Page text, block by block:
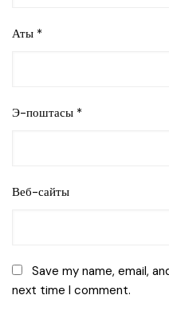
Аты *
Э-поштасы *
Веб-сайты
Save my name, email,
next time I comment.